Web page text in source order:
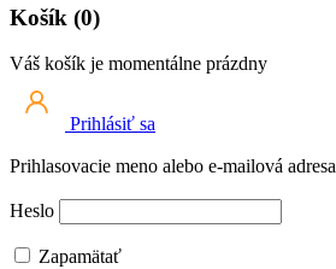
Košík (0)
Váš košík je momentálne prázdny
Prihlásiť sa
Prihlasovacie meno alebo e-mailová adresa
Heslo
Zapamätať